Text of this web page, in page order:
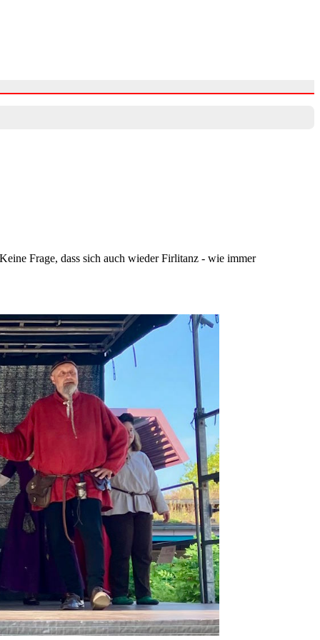
Frage, dass sich auch wieder Firlitanz - wie immer